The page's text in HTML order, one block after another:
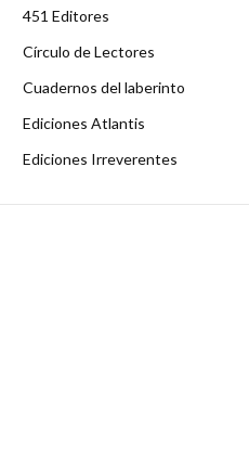
451 Editores
Círculo de Lectores
Cuadernos del laberinto
Ediciones Atlantis
Ediciones Irreverentes